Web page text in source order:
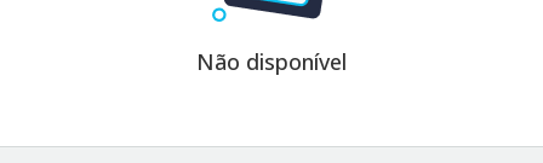
Não disponível